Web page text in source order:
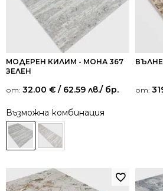
МОДЕРЕН КИЛИМ - МОНА 367
ЗЕЛЕН
от: 32.00 € / 62.59 лв./ бр.
Възможна комбинация
от: